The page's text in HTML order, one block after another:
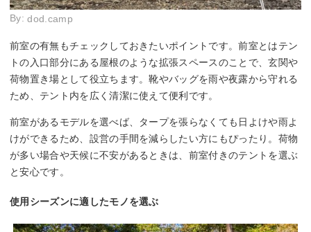
By:dod.camp
前室の有無もチェックしておきたいポイントです。前室とはテン
トの入口部分にある屋根のような拡張スペースのことで、玄関や
荷物置き場として役立ちます。靴やバッグを雨や夜露から守れる
ため、テント内を広く清潔に使えて便利です。
前室があるモデルを選べば、タープを張らなくても日よけや雨よ
けができるため、設営の手間を減らしたい方にもぴったり。荷物
が多い場合や天候に不安があるときは、前室付きのテントを選ぶ
と安心です。
使用シーズンに適したモノを選ぶ